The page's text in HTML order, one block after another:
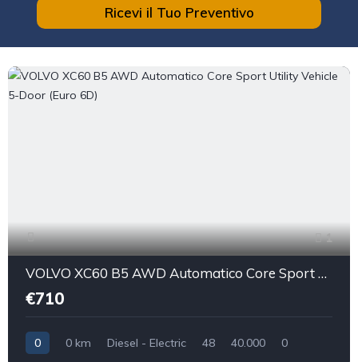
Ricevi il Tuo Preventivo
1
VOLVO XC60 B5 AWD Automatico Core Sport Utility Vehicle 5-Door (Euro 6D)
€710
0 0 km Diesel - Electric 48 40.000 0